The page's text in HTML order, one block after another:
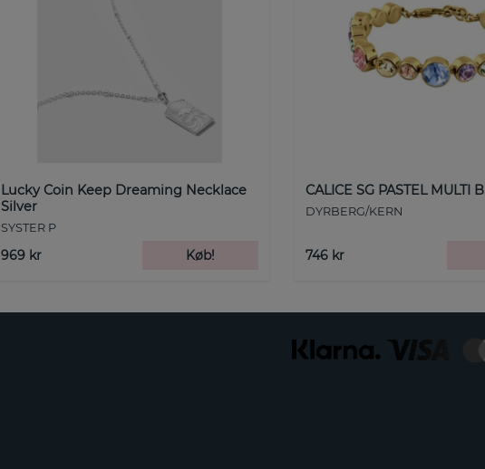
Lucky Coin Keep Dreaming Necklace
Silver
SYSTER P
969 kr Køb!
CALICE SG PASTEL MULTI
DYRBERG/KERN
746 kr